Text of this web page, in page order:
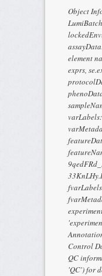
Object
element
exprs,
Control
QC
'QC') for